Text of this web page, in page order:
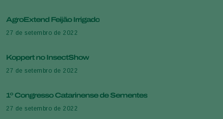
AgroExtend Feijão Irrigado
27 de setembro de 2022
Koppert no InsectShow
27 de setembro de 2022
1º Congresso Catarinense de Sementes
27 de setembro de 2022